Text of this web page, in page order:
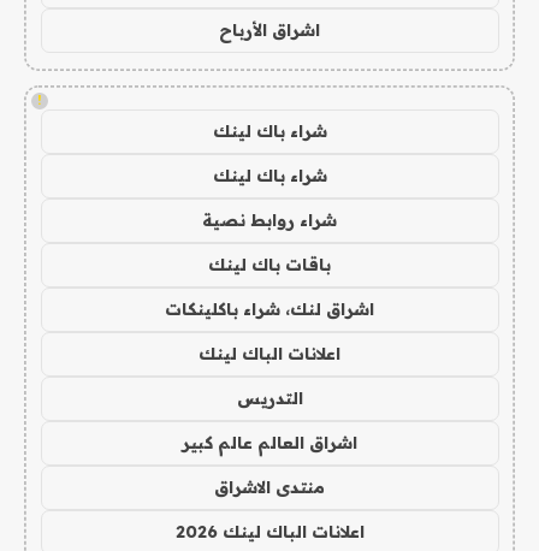
اشراق الأرباح
!
شراء باك لينك
شراء باك لينك
شراء روابط نصية
باقات باك لينك
اشراق لنك، شراء باكلينكات
اعلانات الباك لينك
التدريس
اشراق العالم عالم كبير
منتدى الاشراق
اعلانات الباك لينك 2026